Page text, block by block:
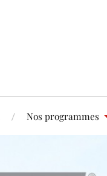
Nos programmes